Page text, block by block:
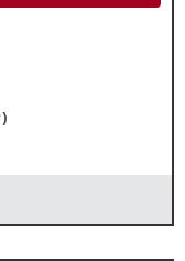
さい。